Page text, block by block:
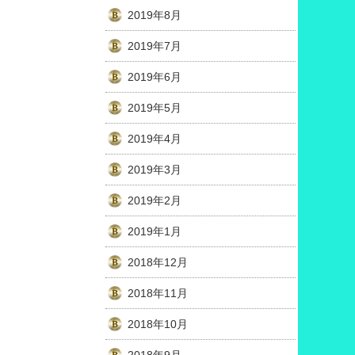
2019年8月
2019年7月
2019年6月
2019年5月
2019年4月
2019年3月
2019年2月
2019年1月
2018年12月
2018年11月
2018年10月